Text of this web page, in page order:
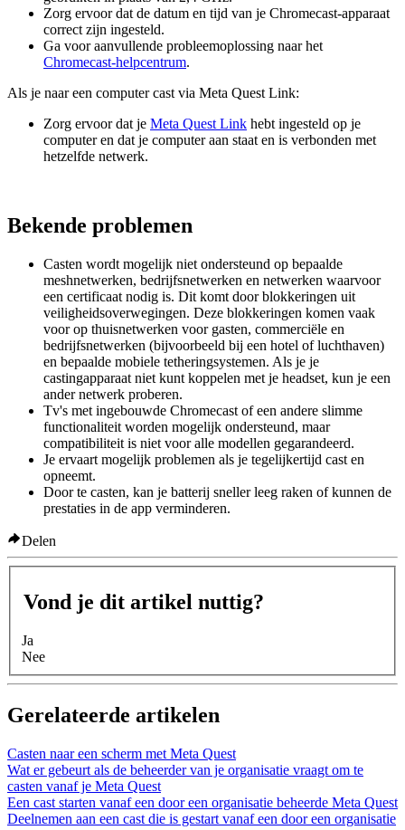
Zorg ervoor dat de datum en tijd van je Chromecast-apparaat
correct zijn ingesteld.
Ga voor aanvullende probleemoplossing naar het
Chromecast-helpcentrum.
Als je naar een computer cast via Meta Quest Link:
Zorg ervoor dat je Meta Quest Link hebt ingesteld op je
computer en dat je computer aan staat en is verbonden met
hetzelfde netwerk.
Bekende problemen
Casten wordt mogelijk niet ondersteund op bepaalde
meshnetwerken, bedrijfsnetwerken en netwerken waarvoor
een certificaat nodig is. Dit komt door blokkeringen uit
veiligheidsoverwegingen. Deze blokkeringen komen vaak
voor op thuisnetwerken voor gasten, commerciële en
bedrijfsnetwerken (bijvoorbeeld bij een hotel of luchthaven)
en bepaalde mobiele tetheringsystemen. Als je je
castingapparaat niet kunt koppelen met je headset, kun je een
ander netwerk proberen.
Tv's met ingebouwde Chromecast of een andere slimme
functionaliteit worden mogelijk ondersteund, maar
compatibiliteit is niet voor alle modellen gegarandeerd.
Je ervaart mogelijk problemen als je tegelijkertijd cast en
opneemt.
Door te casten, kan je batterij sneller leeg raken of kunnen de
prestaties in de app verminderen.
Delen
Vond je dit artikel nuttig?
Ja
Nee
Gerelateerde artikelen
Casten naar een scherm met Meta Quest
Wat er gebeurt als de beheerder van je organisatie vraagt om te
casten vanaf je Meta Quest
Een cast starten vanaf een door een organisatie beheerde Meta Quest
Deelnemen aan een cast die is gestart vanaf een door een organisatie